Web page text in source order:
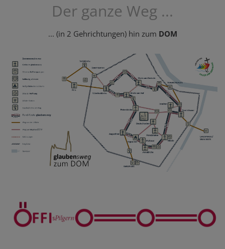
Der ganze Weg ...
... (in 2 Gehrichtungen) hin zum DOM